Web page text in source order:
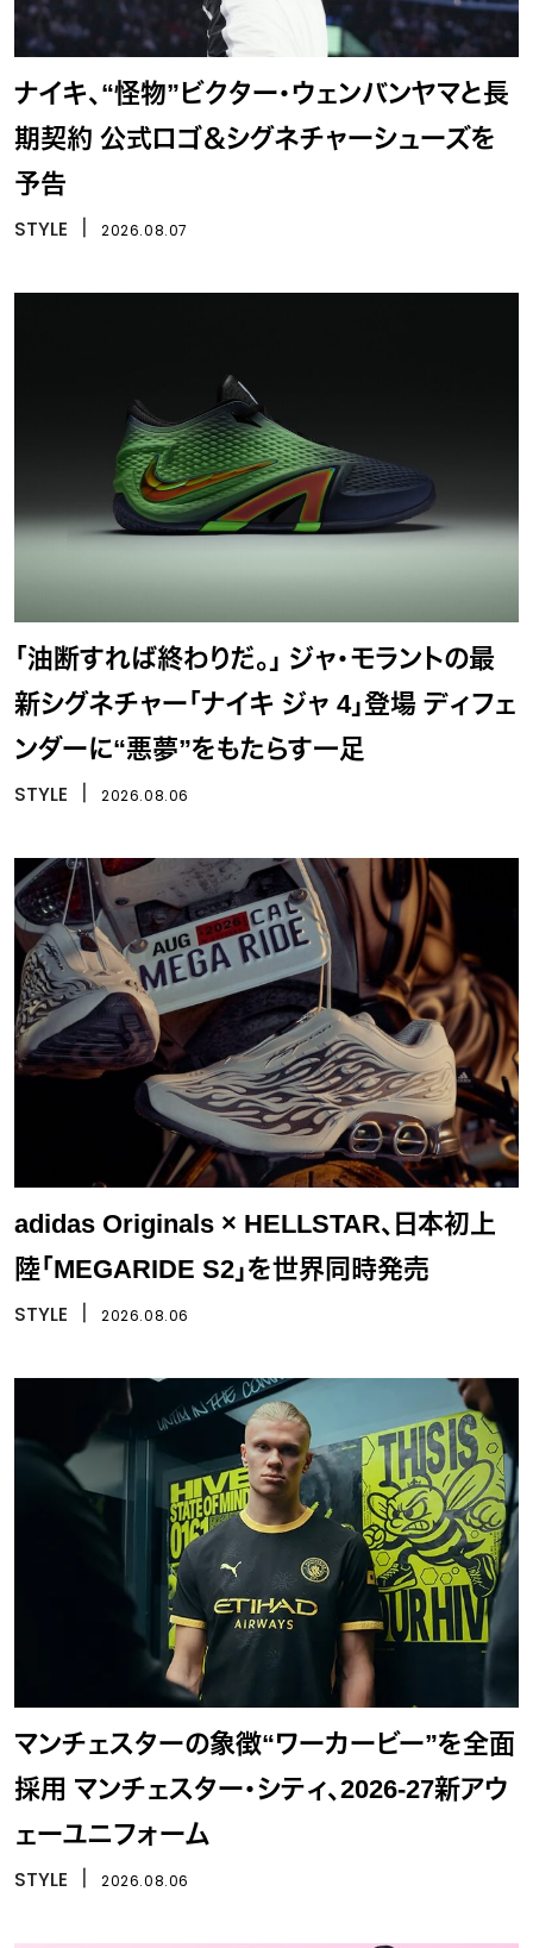
ナイキ、“怪物”ビクター・ウェンバンヤマと長
期契約 公式ロゴ＆シグネチャーシューズを
予告
STYLE 2026.08.07
「油断すれば終わりだ。」 ジャ・モラントの最
新シグネチャー「ナイキ ジャ 4」登場 ディフェ
ンダーに“悪夢”をもたらす一足
STYLE 2026.08.06
adidas Originals × HELLSTAR、日本初上
陸「MEGARIDE S2」を世界同時発売
STYLE 2026.08.06
マンチェスターの象徴“ワーカービー”を全面
採用 マンチェスター・シティ、2026-27新アウ
ェーユニフォーム
STYLE 2026.08.06